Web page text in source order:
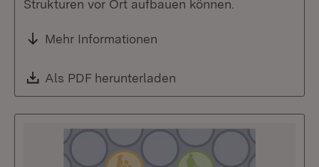
Strukturen vor Ort aufbauen können.
Mehr Informationen
Download:
Als PDF herunterladen